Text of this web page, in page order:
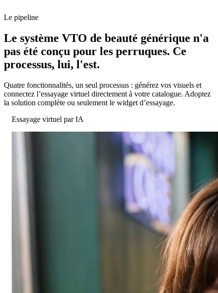
Le pipeline
Le système VTO de beauté générique n'a
pas été conçu pour les perruques. Ce
processus, lui, l'est.
Quatre fonctionnalités, un seul processus : générez vos visuels et
connectez l’essayage virtuel directement à votre catalogue. Adoptez
la solution complète ou seulement le widget d’essayage.
Essayage virtuel par IA